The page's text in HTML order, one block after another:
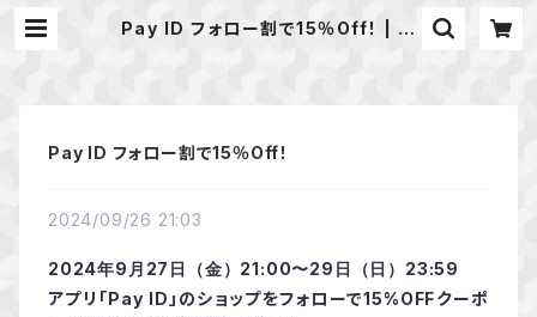
Pay ID フォロー割で15％Off！ | 天
Pay ID フォロー割で15％Off！
2024/09/26 21:03
2024年9月27日（金）21:00〜29日（日）23:59
アプリ「Pay ID」のショップをフォローで15%OFFクーポ